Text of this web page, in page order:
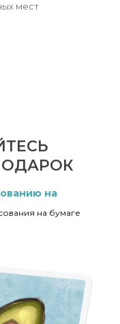
мест
на
на бумаге